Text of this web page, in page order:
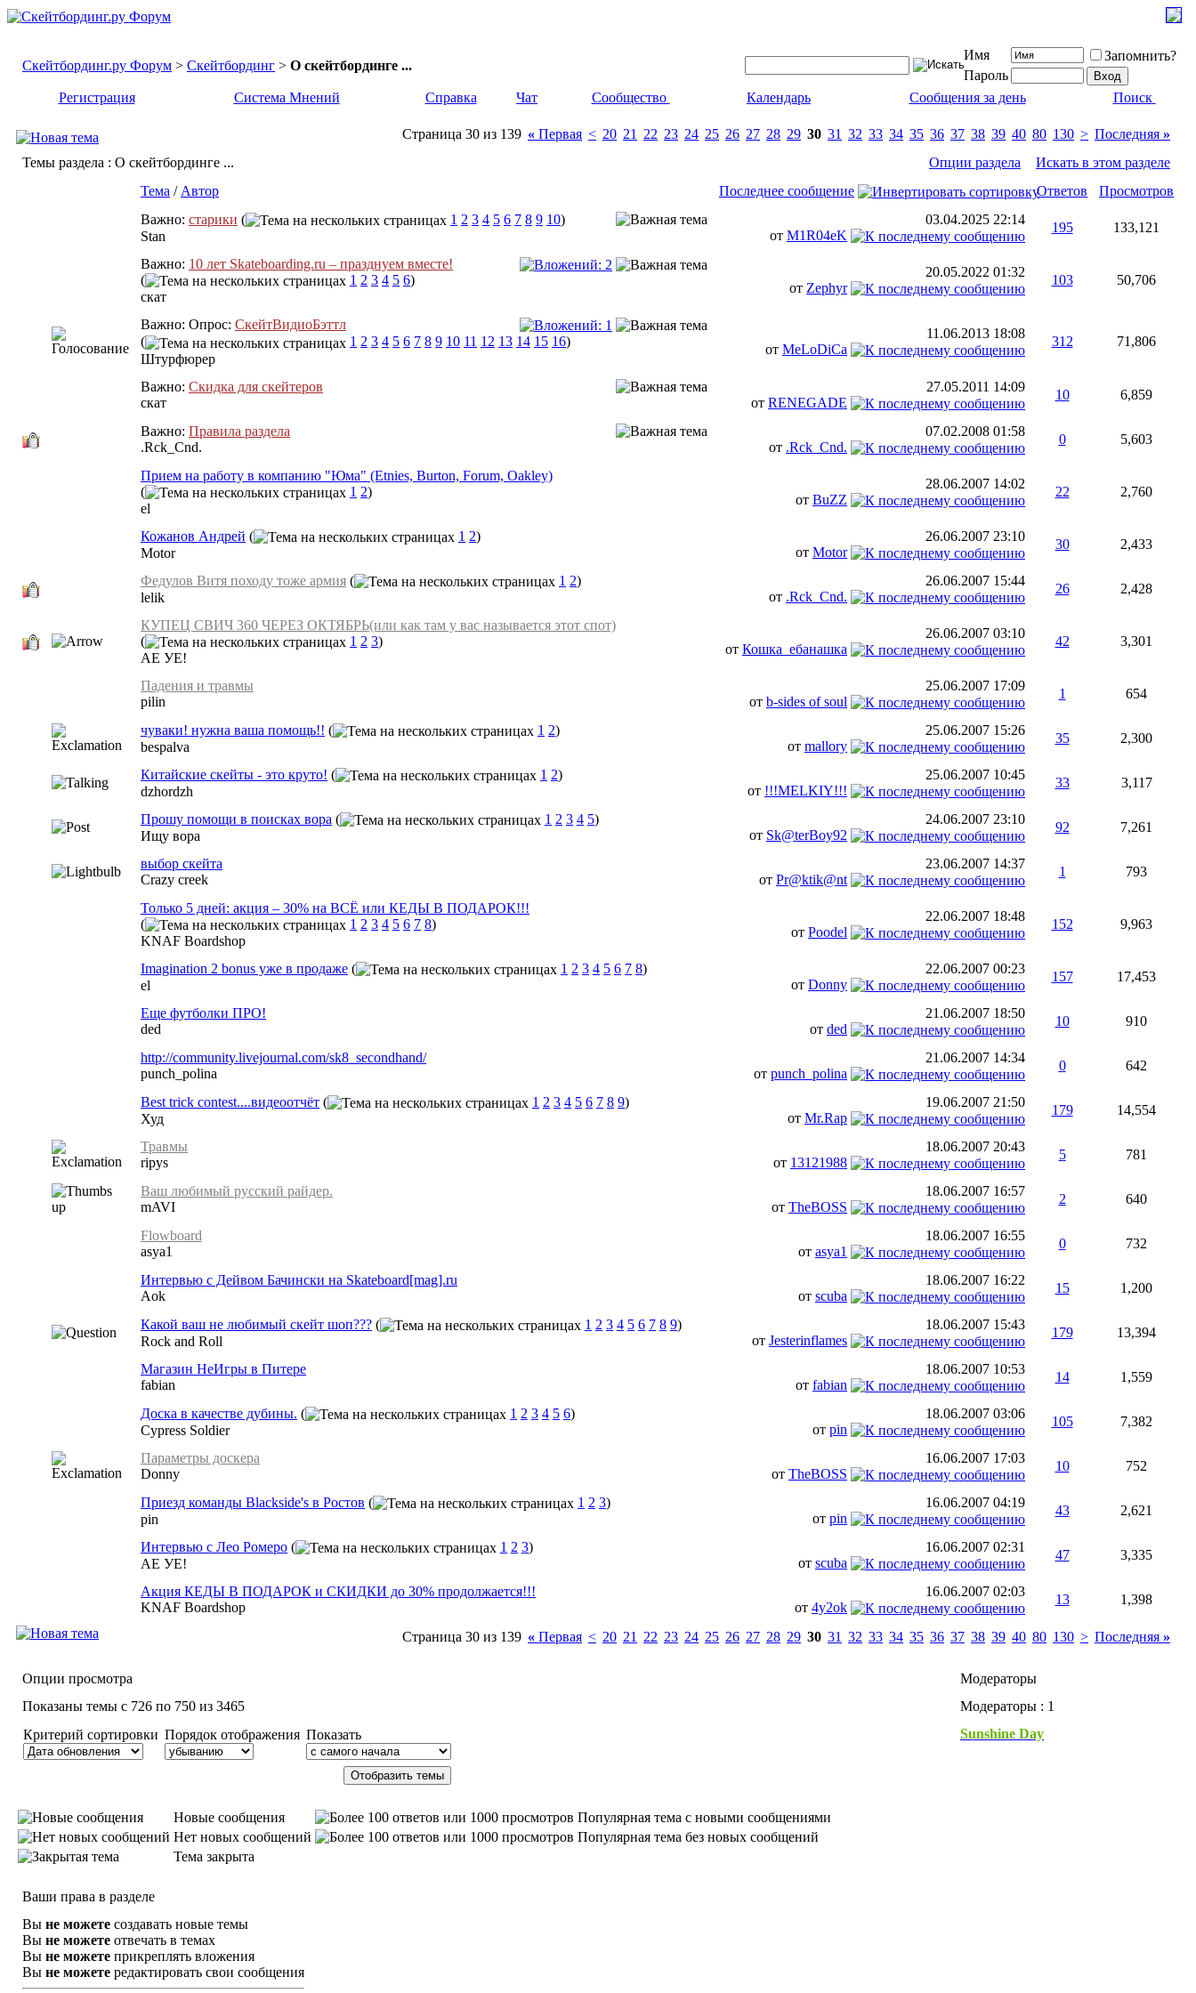
Скейтбординг.ру Форум > Скейтбординг > О скейтбординге ...
Имя
Запомнить?
Пароль
Регистрация
Система Мнений Справка Чат Сообщество Календарь Сообщения за день Поиск
Страница 30 из 139 « Первая < 20 21 22 23 24 25 26 27 28 29 30 31 32 33 34 35 36 37 38 39 40 80 130 > Последняя »
Темы раздела : О скейтбординге ... Опции раздела
Искать в этом разделе
Тема / Автор Последнее сообщение Ответов
Просмотров
Важно: старики ( 1 2 3 4 5 6 7 8 9 10)
Stan
03.04.2025 22:14
от M1R04eK
195 133,121
Важно: 10 лет Skateboarding.ru – празднуем вместе!
(
1 2 3 4 5 6)
скат
20.05.2022 01:32
от Zephyr
103 50,706
Важно: Опрос: СкейтВидиоБэттл
(
1 2 3 4 5 6 7 8 9 10 11 12 13 14 15 16)
Штурфюрер
11.06.2013 18:08
от MeLoDiCa
312 71,806
Важно: Скидка для скейтеров
скат
27.05.2011 14:09
от RENEGADE
10 6,859
Важно: Правила раздела
.Rck_Cnd.
07.02.2008 01:58
от .Rck_Cnd.
0 5,603
Прием на работу в компанию "Юма" (Etnies, Burton, Forum, Oakley)
(
1 2)
el
28.06.2007 14:02
от BuZZ
22 2,760
Кожанов Андрей ( 1 2)
Motor
26.06.2007 23:10
от Motor
30 2,433
Федулов Витя походу тоже армия ( 1 2)
lelik
26.06.2007 15:44
от .Rck_Cnd.
26 2,428
КУПЕЦ СВИЧ 360 ЧЕРЕЗ ОКТЯБРЬ(или как там у вас называется этот спот)
(
1 2 3)
АЕ УЕ!
26.06.2007 03:10
от Кошка_ебанашка
42 3,301
Падения и травмы
pilin
25.06.2007 17:09
от b-sides of soul
1 654
чуваки! нужна ваша помощь!! ( 1 2)
bespalva
25.06.2007 15:26
от mallory
35 2,300
Китайские скейты - это круто! ( 1 2)
dzhordzh
25.06.2007 10:45
от !!!MELKIY!!!
33 3,117
Прошу помощи в поисках вора ( 1 2 3 4 5)
Ищу вора
24.06.2007 23:10
от Sk@terBoy92
92 7,261
выбор скейта
Crazy creek
23.06.2007 14:37
от Pr@ktik@nt
1 793
Только 5 дней: акция – 30% на ВСЁ или КЕДЫ В ПОДАРОК!!!
(
1 2 3 4 5 6 7 8)
KNAF Boardshop
22.06.2007 18:48
от Poodel
152 9,963
Imagination 2 bonus уже в продаже ( 1 2 3 4 5 6 7 8)
el
22.06.2007 00:23
от Donny
157 17,453
Еще футболки ПРО!
ded
21.06.2007 18:50
от ded
10 910
http://community.livejournal.com/sk8_secondhand/
punch_polina
21.06.2007 14:34
от punch_polina
0 642
Best trick contest....видеоотчёт ( 1 2 3 4 5 6 7 8 9)
Худ
19.06.2007 21:50
от Mr.Rap
179 14,554
Травмы
ripys
18.06.2007 20:43
от 13121988
5 781
Ваш любимый русский райдер.
mAVI
18.06.2007 16:57
от TheBOSS
2 640
Flowboard
asya1
18.06.2007 16:55
от asya1
0 732
Интервью с Дейвом Бачински на Skateboard[mag].ru
Aok
18.06.2007 16:22
от scuba
15 1,200
Какой ваш не любимый скейт шоп??? ( 1 2 3 4 5 6 7 8 9)
Rock and Roll
18.06.2007 15:43
от Jesterinflames
179 13,394
Магазин НеИгры в Питере
fabian
18.06.2007 10:53
от fabian
14 1,559
Доска в качестве дубины. ( 1 2 3 4 5 6)
Cypress Soldier
18.06.2007 03:06
от pin
105 7,382
Параметры доскера
Donny
16.06.2007 17:03
от TheBOSS
10 752
Приезд команды Blackside's в Ростов ( 1 2 3)
pin
16.06.2007 04:19
от pin
43 2,621
Интервью с Лео Ромеро ( 1 2 3)
АЕ УЕ!
16.06.2007 02:31
от scuba
47 3,335
Акция КЕДЫ В ПОДАРОК и СКИДКИ до 30% продолжается!!!
KNAF Boardshop
16.06.2007 02:03
от 4y2ok
13 1,398
Страница 30 из 139 « Первая < 20 21 22 23 24 25 26 27 28 29 30 31 32 33 34 35 36 37 38 39 40 80 130 > Последняя »
Опции просмотра
Модераторы
Показаны темы с 726 по 750 из 3465
Модераторы : 1
Критерий сортировки Порядок отображения Показать Sunshine Day
Новые сообщения
Популярная тема с новыми сообщениями
Нет новых сообщений
Популярная тема без новых сообщений
Тема закрыта
Ваши права в разделе
Вы не можете создавать новые темы
Вы не можете отвечать в темах
Вы не можете прикреплять вложения
Вы не можете редактировать свои сообщения